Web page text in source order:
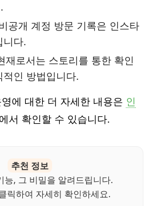
공개 계정 방문 기록은 인스타
니다.
재로서는 스토리를 통한 확인
인 방법입니다.
에 대한 더 자세한 내용은 인
에서 확인할 수 있습니다.
추천 정보
능, 그 비밀을 알려드립니다.
릭하여 자세히 확인하세요.